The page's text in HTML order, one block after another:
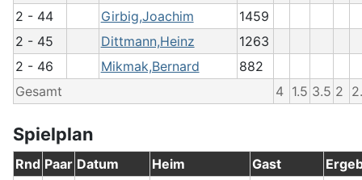
2 - 44
Girbig,Joachim
1459
2 - 45
Dittmann,Heinz
1263
2 - 46
Mikmak,Bernard
882
Gesamt
4 1.5 3.5 2
Spielplan
Rnd Paar Datum Heim Gast